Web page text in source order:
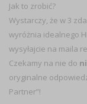
Jak to zrobić?
Wystarczy, że w 3
wyróżnia idealnego
wysyłajcie na maila
Czekamy na nie do
oryginalne
Partner”!